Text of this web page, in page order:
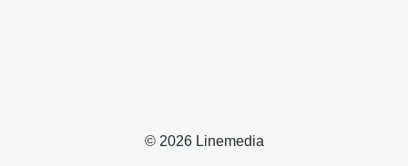
© 2026 Linemedia